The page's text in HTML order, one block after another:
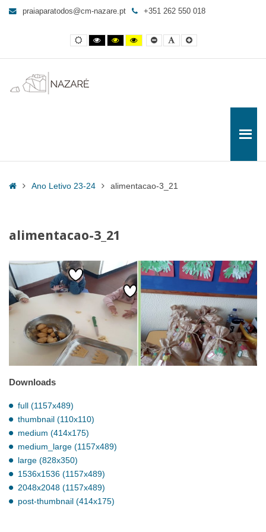
alimentacao-
para
praiaparatodos@cm-nazare.pt +351 262 550 018
Contraste
normal
Contraste
preto
branco
Contraste
preto
amarelo
Yellow
and
contrast
Smaller
Font
Letra
por
Letra
maior
HomeAno Letivo 23-24 alimentacao-3_21
alimentacao-3_21
Downloads
full (1157x489)
thumbnail (110x110)
medium (414x175)
medium_large (1157x489)
large (828x350)
1536x1536 (1157x489)
2048x2048 (1157x489)
post-thumbnail (414x175)